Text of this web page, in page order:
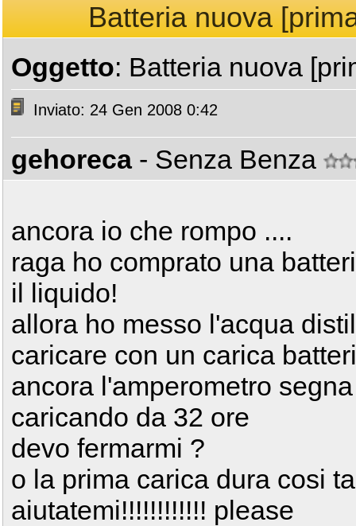
Batteria nuova
Oggetto: Batteria nuova
Inviato: 24 Gen 2008 0:42
gehoreca - Senza Benza
ancora io che rompo ....
raga ho comprato una
il liquido!
allora ho messo l'acqua
caricare con un carica
ancora l'amperometro
caricando da 32 ore
devo fermarmi ?
o la prima carica dura cosi
aiutatemi!!!!!!!!!!!! please